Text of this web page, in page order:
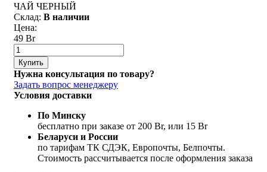
ЧАЙ ЧЕРНЫЙ
Склад: В наличии
Цена:
49 Br
Купить
Нужна консультация по товару?
Задать вопрос менеджеру
Условия доставки
По Минску
бесплатно при заказе от 200 Br, или 15 Br
Беларуси и России
по тарифам ТК СДЭК, Европочты, Белпочты.
Стоимость рассчитывается после оформления заказа